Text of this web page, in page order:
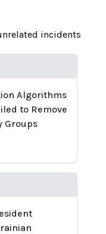
incidents
Algorithms
to Remove
Groups